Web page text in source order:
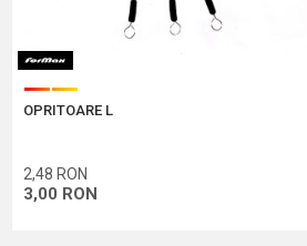
Protectie anti-spam - calculeaza 4 + 1 :
OPRITOARE L
2,48 RON
3,00 RON